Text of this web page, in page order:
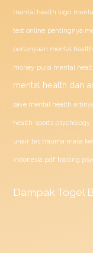
mental health logo
test online pentingnya
pertanyaan mental health
money puisi mental
mental health dan
save mental health
health sports psychology
unair tes trauma masa
indonesia pdf trading
DampakTogel